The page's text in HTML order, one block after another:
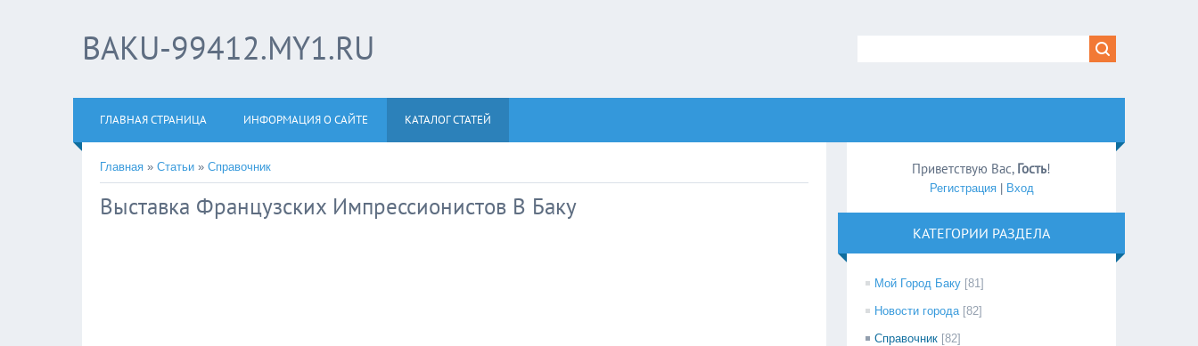
BAKU-99412.MY1.RU
ГЛАВНАЯ СТРАНИЦА ИНФОРМАЦИЯ О САЙТЕ КАТАЛОГ СТАТЕЙ
Главная » Статьи » Справочник
Выставка Французских Импрессионистов В Баку
Приветствую Вас, Гость!
Регистрация| Вход
КАТЕГОРИИ РАЗДЕЛА
Мой Город Баку [81]
Новости города [82]
Справочник [82]